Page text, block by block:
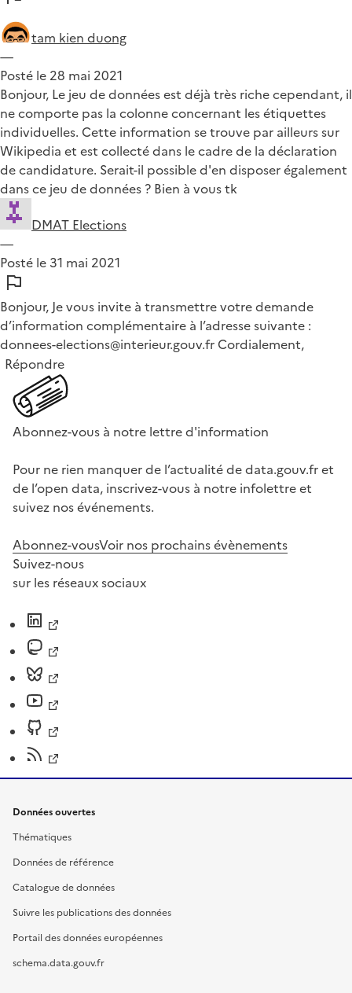
tam kien duong
—
Posté le 28 mai 2021
Bonjour, Le jeu de données est déjà très riche cependant, il
ne comporte pas la colonne concernant les étiquettes
individuelles. Cette information se trouve par ailleurs sur
Wikipedia et est collecté dans le cadre de la déclaration
de candidature. Serait-il possible d'en disposer également
dans ce jeu de données ? Bien à vous tk
DMAT Elections
—
Posté le 31 mai 2021
Bonjour, Je vous invite à transmettre votre demande
d’information complémentaire à l’adresse suivante :
donnees-elections@interieur.gouv.fr Cordialement,
Répondre
Abonnez-vous à notre lettre d'information
Pour ne rien manquer de l’actualité de data.gouv.fr et
de l’open data, inscrivez-vous à notre infolettre et
suivez nos événements.
Abonnez-vousVoir nos prochains évènements
Suivez-nous
sur les réseaux sociaux
Données ouvertes
Thématiques
Données de référence
Catalogue de données
Suivre les publications des données
Portail des données européennes
schema.data.gouv.fr